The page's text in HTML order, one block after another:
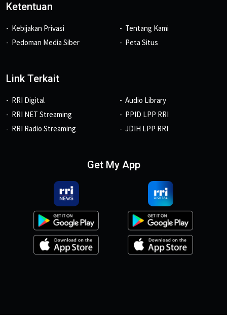
Ketentuan
Kebijakan Privasi
Pedoman Media Siber
Tentang Kami
Peta Situs
Link Terkait
RRI Digital
RRI NET Streaming
RRI Radio Streaming
Audio Library
PPID LPP RRI
JDIH LPP RRI
Get My App